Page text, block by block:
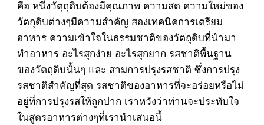
คือ หนึ่งวัตุถุดิบต้องมีคุณภาพ ความสด ความใหม่ของ
วัตถุดิบต่างๆมีความสำคัญ สองเทคนิคการเตรียม
อาหาร ความเข้าใจในธรรมชาติของวัตถุดิบที่นำมา
ทำอาหาร อะไรสุกง่าย อะไรสุกยาก รสชาติพื้นฐาน
ของวัตถุดิบนั้นๆ และ สามการปรุงรสชาติ ซึ่งการปรุง
รสชาติสำคัญที่สุด รสชาติของอาหารที่จะอร่อยหรือไม่
อยูู่ที่การปรุงรสให้ถูกปาก เราหวังว่าท่านจะประทับใจ
ในสูตรอาหารต่างๆที่เรานำเสนอนี้